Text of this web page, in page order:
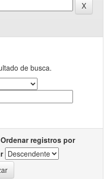
de busca.
Ordenar registros por